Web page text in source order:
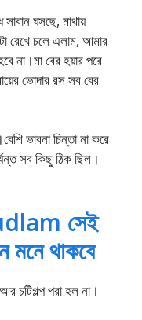
সাবান ঘসছে, মাথায়
রেখে চলে এলাম, আমার
না।মা বের হয়ার পরে
ভোদার রস সব বের
ভাবনা চিন্তা না করে
সব কিছু ঠিক ছিল।
সেই
মনে থাকবে
চটিগল্প পরা হল না।